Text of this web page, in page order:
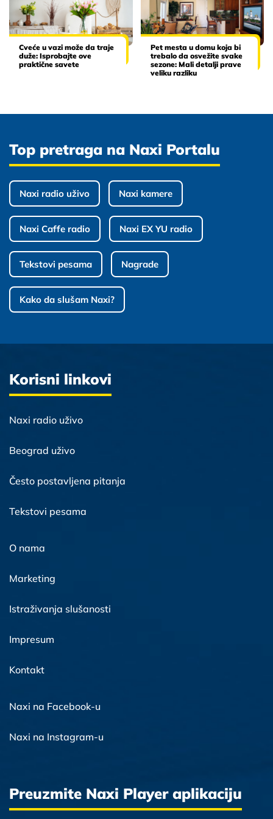
Cveće u vazi može da traje
duže: Isprobajte ove
praktične savete
Pet mesta u domu koja bi
trebalo da osvežite svake
sezone: Mali detalji prave
veliku razliku
Top pretraga na Naxi Portalu
Naxi radio uživo Naxi kamere
Naxi Caffe radio Naxi EX YU radio
Tekstovi pesama Nagrade
Kako da slušam Naxi?
Korisni linkovi
Naxi radio uživo
Beograd uživo
Često postavljena pitanja
Tekstovi pesama
O nama
Marketing
Istraživanja slušanosti
Impresum
Kontakt
Naxi na Facebook-u
Naxi na Instagram-u
Preuzmite Naxi Player aplikaciju